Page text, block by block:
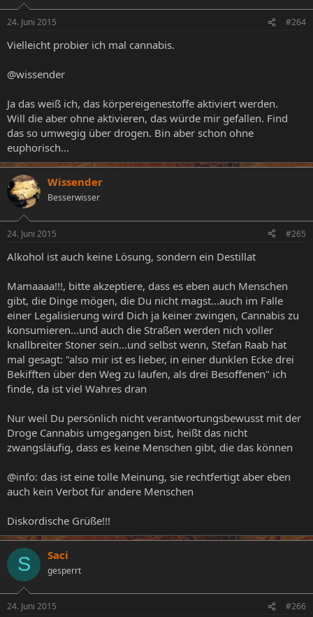
24. Juni 2015 #264
Vielleicht probier ich mal cannabis.
@wissender
Ja das weiß ich, das körpereigenestoffe aktiviert werden.
Will die aber ohne aktivieren, das würde mir gefallen. Find
das so umwegig über drogen. Bin aber schon ohne
euphorisch...
Wissender
Besserwisser
24. Juni 2015 #265
Alkohol ist auch keine Lösung, sondern ein Destillat
Mamaaaa!!!, bitte akzeptiere, dass es eben auch Menschen
gibt, die Dinge mögen, die Du nicht magst...auch im Falle
einer Legalisierung wird Dich ja keiner zwingen, Cannabis zu
konsumieren...und auch die Straßen werden nich voller
knallbreiter Stoner sein...und selbst wenn, Stefan Raab hat
mal gesagt: "also mir ist es lieber, in einer dunklen Ecke drei
Bekifften über den Weg zu laufen, als drei Besoffenen" ich
finde, da ist viel Wahres dran
Nur weil Du persönlich nicht verantwortungsbewusst mit der
Droge Cannabis umgegangen bist, heißt das nicht
zwangsläufig, dass es keine Menschen gibt, die das können
@info: das ist eine tolle Meinung, sie rechtfertigt aber eben
auch kein Verbot für andere Menschen
Diskordische Grüße!!!
S Saci
gesperrt
24. Juni 2015 #266